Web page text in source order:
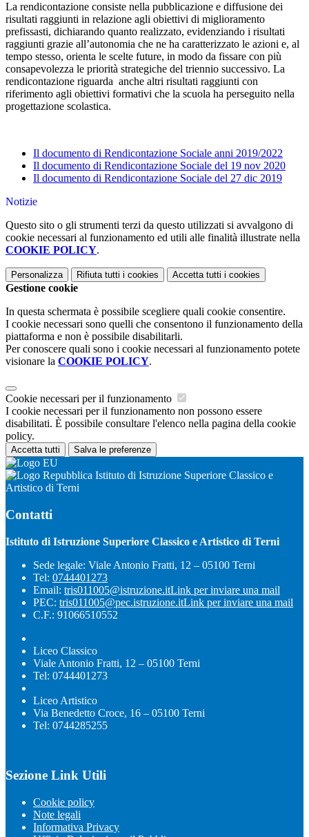
La rendicontazione consiste nella pubblicazione e diffusione dei
risultati raggiunti in relazione agli obiettivi di miglioramento
prefissasti, dichiarando quanto realizzato, evidenziando i risultati
raggiunti grazie all’autonomia che ne ha caratterizzato le azioni e, al
tempo stesso, orienta le scelte future, in modo da fissare con più
consapevolezza le priorità strategiche del triennio successivo. La
rendicontazione riguarda anche altri risultati raggiunti con
riferimento agli obiettivi formativi che la scuola ha perseguito nella
progettazione scolastica.
Il documento di Rendicontazione Sociale anni 2019/2022
Il documento di Rendicontazione Sociale del 19 nov 2020
Il documento di Rendicontazione Sociale del 27 dic 2019
Notizie
Questo sito o gli strumenti terzi da questo utilizzati si avvalgono di
cookie necessari al funzionamento ed utili alle finalità illustrate nella
COOKIE POLICY.
Personalizza Rifiuta tutti i cookies Accetta tutti i cookies
Gestione cookie
In questa schermata è possibile scegliere quali cookie consentire.
I cookie necessari sono quelli che consentono il funzionamento della
piattaforma e non è possibile disabilitarli.
Per conoscere quali sono i cookie necessari al funzionamento potete
visionare la COOKIE POLICY.
Cookie necessari per il funzionamento
I cookie necessari per il funzionamento non possono essere
disabilitati. È possibile consultare l'elenco nella pagina della cookie
policy.
Accetta tutti Salva le preferenze
Istituto di Istruzione Superiore Classico e
Artistico di Terni
Contatti
Istituto di Istruzione Superiore Classico e Artistico di Terni
Sede legale: Viale Antonio Fratti, 12 – 05100 Terni
Tel: 0744401273
Email: tris011005@istruzione.itLink per inviare una mail
PEC: tris011005@pec.istruzione.itLink per inviare una mail
C.F.: 91066510552
Liceo Classico
Viale Antonio Fratti, 12 – 05100 Terni
Tel: 0744401273
Liceo Artistico
Via Benedetto Croce, 16 – 05100 Terni
Tel: 0744285255
Sezione Link Utili
Cookie policy
Note legali
Informativa Privacy